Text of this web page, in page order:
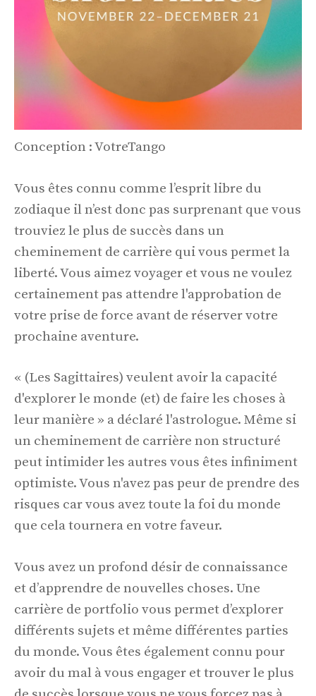
Conception : VotreTango
Vous êtes connu comme l’esprit libre du
zodiaque il n’est donc pas surprenant que vous
trouviez le plus de succès dans un
cheminement de carrière qui vous permet la
liberté. Vous aimez voyager et vous ne voulez
certainement pas attendre l'approbation de
votre prise de force avant de réserver votre
prochaine aventure.
« (Les Sagittaires) veulent avoir la capacité
d'explorer le monde (et) de faire les choses à
leur manière » a déclaré l'astrologue. Même si
un cheminement de carrière non structuré
peut intimider les autres vous êtes infiniment
optimiste. Vous n'avez pas peur de prendre des
risques car vous avez toute la foi du monde
que cela tournera en votre faveur.
Vous avez un profond désir de connaissance
et d’apprendre de nouvelles choses. Une
carrière de portfolio vous permet d’explorer
différents sujets et même différentes parties
du monde. Vous êtes également connu pour
avoir du mal à vous engager et trouver le plus